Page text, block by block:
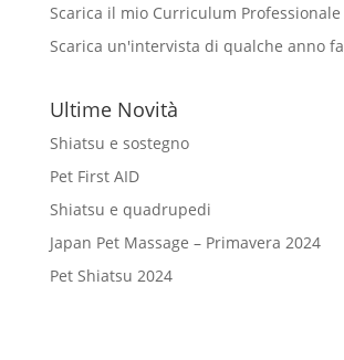
Scarica il mio Curriculum Professionale
Scarica un'intervista di qualche anno fa
Ultime Novità
Shiatsu e sostegno
Pet First AID
Shiatsu e quadrupedi
Japan Pet Massage – Primavera 2024
Pet Shiatsu 2024